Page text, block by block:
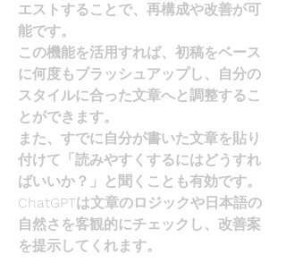
エストすることで、再構成や改善が可
能です。
この機能を活用すれば、初稿をベース
に何度もブラッシュアップし、自分の
スタイルに合った文章へと調整するこ
とができます。
また、すでに自分が書いた文章を貼り
付けて「読みやすくするにはどうすれ
ばいいか？」と聞くことも有効です。
ChatGPTは文章のロジックや日本語の
自然さを客観的にチェックし、改善案
を提示してくれます。